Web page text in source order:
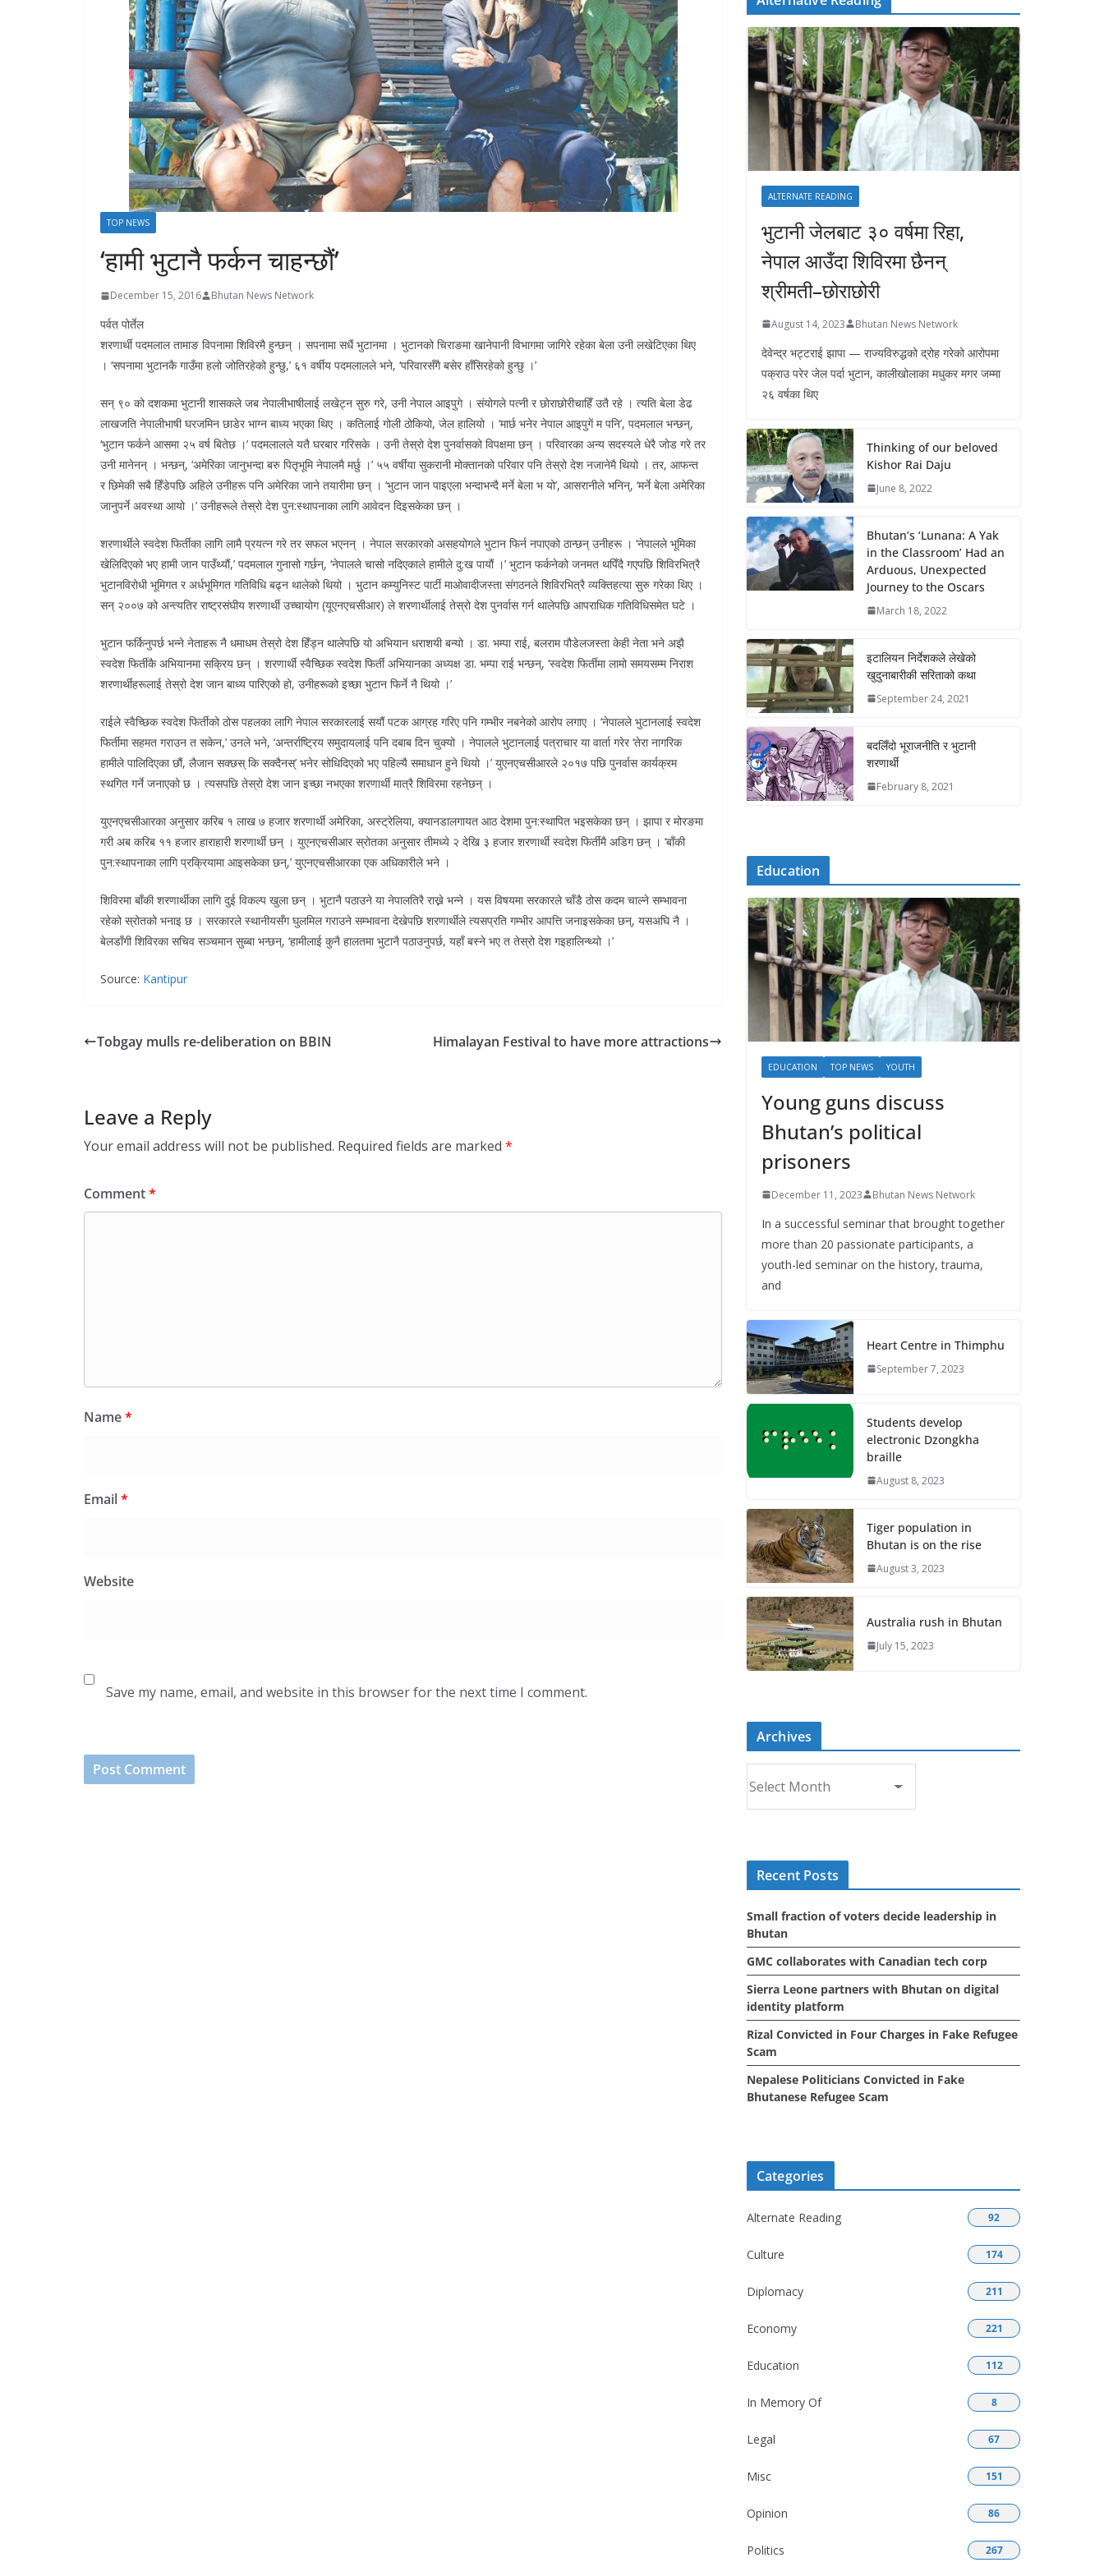
TOP NEWS
‘हामी भुटानै फर्कन चाहन्छौं’
December 15, 2016 Bhutan News Network
पर्वत पोर्तेल
शरणार्थी पदमलाल तामाङ विपनामा शिविरमै हुन्छन् । सपनामा सधैं भुटानमा । भुटानको चिराङमा खानेपानी विभागमा जागिरे रहेका बेला उनी लखेटिएका थिए
। ‘सपनामा भुटानकै गाउँमा हलो जोतिरहेको हुन्छु,’ ६१ वर्षीय पदमलालले भने, ‘परिवारसँगै बसेर हाँसिरहेको हुन्छु ।’
सन् ९० को दशकमा भुटानी शासकले जब नेपालीभाषीलाई लखेट्न सुरु गरे, उनी नेपाल आइपुगे । संयोगले पत्नी र छोराछोरीचाहिँ उतै रहे । त्यति बेला डेढ
लाखजति नेपालीभाषी घरजमिन छाडेर भाग्न बाध्य भएका थिए । कतिलाई गोली ठोकियो, जेल हालियो । ‘मार्छ भनेर नेपाल आइपुगें म पनि’, पदमलाल भन्छन्,
‘भुटान फर्कने आसमा २५ वर्ष बितेछ ।’ पदमलालले यतै घरबार गरिसके । उनी तेस्रो देश पुनर्वासको विपक्षमा छन् । परिवारका अन्य सदस्यले धेरै जोड गरे तर
उनी मानेनन् । भन्छन्, ‘अमेरिका जानुभन्दा बरु पितृभूमि नेपालमै मर्छु ।’ ५५ वर्षीया सुकरानी मोक्तानको परिवार पनि तेस्रो देश नजानेमै थियो । तर, आफन्त
र छिमेकी सबै हिँडेपछि अहिले उनीहरू पनि अमेरिका जाने तयारीमा छन् । ‘भुटान जान पाइएला भन्दाभन्दै मर्ने बेला भ यो’, आसरानीले भनिन्, ‘मर्ने बेला अमेरिका
जानुपर्ने अवस्था आयो ।’ उनीहरूले तेस्रो देश पुन:स्थापनाका लागि आवेदन दिइसकेका छन् ।
शरणार्थीले स्वदेश फिर्तीका लागि लामै प्रयत्न गरे तर सफल भएनन् । नेपाल सरकारको असहयोगले भुटान फिर्न नपाएको ठान्छन् उनीहरू । ‘नेपालले भूमिका
खेलिदिएको भए हामी जान पाउँथ्यौं,’ पदमलाल गुनासो गर्छन्, ‘नेपालले चासो नदिएकाले हामीले दु:ख पायौं ।’ भुटान फर्कनेको जनमत थपिँदै गएपछि शिविरभित्रै
भुटानविरोधी भूमिगत र अर्धभूमिगत गतिविधि बढ्न थालेको थियो । भुटान कम्युनिस्ट पार्टी माओवादीजस्ता संगठनले शिविरभित्रै व्यक्तिहत्या सुरु गरेका थिए ।
सन् २००७ को अन्त्यतिर राष्ट्रसंघीय शरणार्थी उच्चायोग (यूएनएचसीआर) ले शरणार्थीलाई तेस्रो देश पुनर्वास गर्न थालेपछि आपराधिक गतिविधिसमेत घटे ।
भुटान फर्किनुपर्छ भन्ने नेताहरू नै धमाधम तेस्रो देश हिँड्न थालेपछि यो अभियान धराशयी बन्यो । डा. भम्पा राई, बलराम पौडेलजस्ता केही नेता भने अझै
स्वदेश फिर्तीकै अभियानमा सक्रिय छन् । शरणार्थी स्वैच्छिक स्वदेश फिर्ती अभियानका अध्यक्ष डा. भम्पा राई भन्छन्, ‘स्वदेश फिर्तीमा लामो समयसम्म निराश
शरणार्थीहरूलाई तेस्रो देश जान बाध्य पारिएको हो, उनीहरूको इच्छा भुटान फिर्ने नै थियो ।’
राईले स्वैच्छिक स्वदेश फिर्तीको ठोस पहलका लागि नेपाल सरकारलाई सयौं पटक आग्रह गरिए पनि गम्भीर नबनेको आरोप लगाए । ‘नेपालले भुटानलाई स्वदेश
फिर्तीमा सहमत गराउन त सकेन,’ उनले भने, ‘अन्तर्राष्ट्रिय समुदायलाई पनि दबाब दिन चुक्यो । नेपालले भुटानलाई पत्राचार या वार्ता गरेर ‘तेरा नागरिक
हामीले पालिदिएका छौं, लैजान सक्छस् कि सक्दैनस्’ भनेर सोधिदिएको भए पहिल्यै समाधान हुने थियो ।’ युएनएचसीआरले २०१७ पछि पुनर्वास कार्यक्रम
स्थगित गर्ने जनाएको छ । त्यसपछि तेस्रो देश जान इच्छा नभएका शरणार्थी मात्रै शिविरमा रहनेछन् ।
युएनएचसीआरका अनुसार करिब १ लाख ७ हजार शरणार्थी अमेरिका, अस्ट्रेलिया, क्यानडालगायत आठ देशमा पुन:स्थापित भइसकेका छन् । झापा र मोरङमा
गरी अब करिब ११ हजार हाराहारी शरणार्थी छन् । युएनएचसीआर स्रोतका अनुसार तीमध्ये २ देखि ३ हजार शरणार्थी स्वदेश फिर्तीमै अडिग छन् । ‘बाँकी
पुन:स्थापनाका लागि प्रक्रियामा आइसकेका छन्,’ युएनएचसीआरका एक अधिकारीले भने ।
शिविरमा बाँकी शरणार्थीका लागि दुई विकल्प खुला छन् । भुटानै पठाउने या नेपालतिरै राख्ने भन्ने । यस विषयमा सरकारले चाँडै ठोस कदम चाल्ने सम्भावना
रहेको स्रोतको भनाइ छ । सरकारले स्थानीयसँग घुलमिल गराउने सम्भावना देखेपछि शरणार्थीले त्यसप्रति गम्भीर आपत्ति जनाइसकेका छन्, यसअघि नै ।
बेलडाँगी शिविरका सचिव सञ्चमान सुब्बा भन्छन्, ‘हामीलाई कुनै हालतमा भुटानै पठाउनुपर्छ, यहाँ बस्ने भए त तेस्रो देश गइहालिन्थ्यो ।’
Source: Kantipur
Tobgay mulls re-deliberation on BBIN Himalayan Festival to have more attractions
Leave a Reply
Your email address will not be published. Required fields are marked *
Comment*
Name*
Email*
Website
Save my name, email, and website in this browser for the next time I comment.
ALTERNATE READING
भुटानी जेलबाट ३० वर्षमा रिहा‚
नेपाल आउँदा शिविरमा छैनन्
श्रीमती–छोराछोरी
August 14, 2023 Bhutan News Network
देवेन्द्र भट्टराई झापा — राज्यविरुद्धको द्रोह गरेको आरोपमा
पक्राउ परेर जेल पर्दा भुटान, कालीखोलाका मधुकर मगर जम्मा
२६ वर्षका थिए
Thinking of our beloved
Kishor Rai Daju
June 8, 2022
Bhutan’s ‘Lunana: A Yak
in the Classroom’ Had an
Arduous, Unexpected
Journey to the Oscars
March 18, 2022
इटालियन निर्देशकले लेखेको
खुदुनाबारीकी सरिताको कथा
September 24, 2021
बदलिँदो भूराजनीति र भुटानी
शरणार्थी
February 8, 2021
Education
EDUCATION TOP NEWS YOUTH
Young guns discuss
Bhutan’s political
prisoners
December 11, 2023 Bhutan News Network
In a successful seminar that brought together
more than 20 passionate participants, a
youth-led seminar on the history, trauma,
and
Heart Centre in Thimphu
September 7, 2023
Students develop
electronic Dzongkha
braille
August 8, 2023
Tiger population in
Bhutan is on the rise
August 3, 2023
Australia rush in Bhutan
July 15, 2023
Archives
r
c
s
Recent Posts
Small fraction of voters decide leadership in
Bhutan
GMC collaborates with Canadian tech corp
Sierra Leone partners with Bhutan on digital
identity platform
Rizal Convicted in Four Charges in Fake Refugee
Scam
Nepalese Politicians Convicted in Fake
Bhutanese Refugee Scam
Categories
Alternate Reading 92
Culture 174
Diplomacy 211
Economy 221
Education 112
In Memory Of 8
Legal 67
Misc 151
Opinion 86
Politics 267